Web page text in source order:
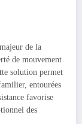
de la
de mouvement
solution permet
entourées
favorise
des